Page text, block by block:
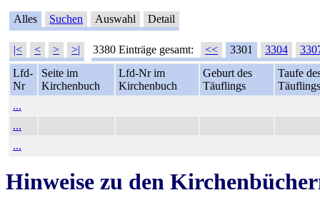
Alles Suchen Auswahl Detail
|< < > >| 3380 Einträge gesamt: << 3301 3304
Lfd-
Nr
Seite im
Kirchenbuch
Lfd-Nr im
Kirchenbuch
Geburt des
Täuflings
Taufe
Täuflings
...
...
...
Hinweise zu den